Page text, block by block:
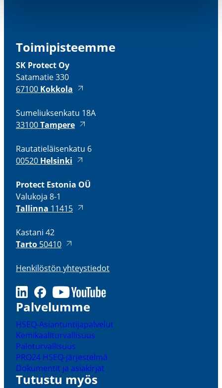
Toimi­pis­teemme
SK Protect Oy
Satamatie 330
67100 Kokkola
Sumeliuk­senkatu 18A
33100Tampere
Rauta­tie­läi­senkatu 6
00520 Helsinki
Protect Estonia OÜ
Valukoja 8-1
Tallinna 11415
Kastani 42
Tarto 50410
Henki­löstön yhteys­tiedot
LinkedInFacebook
Youtube
Palve­lumme
HSEQ-​Asiantuntijapalvelut
Kemikaa­li­tur­val­lisuus
Palotur­val­lisuus
PRO24 HSEQ-​järjestelmä
Dokumentit ja asiakirjat
Tutustu myös